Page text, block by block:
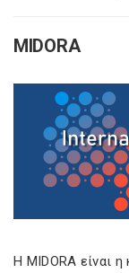
MIDORA
Η MIDORA είναι